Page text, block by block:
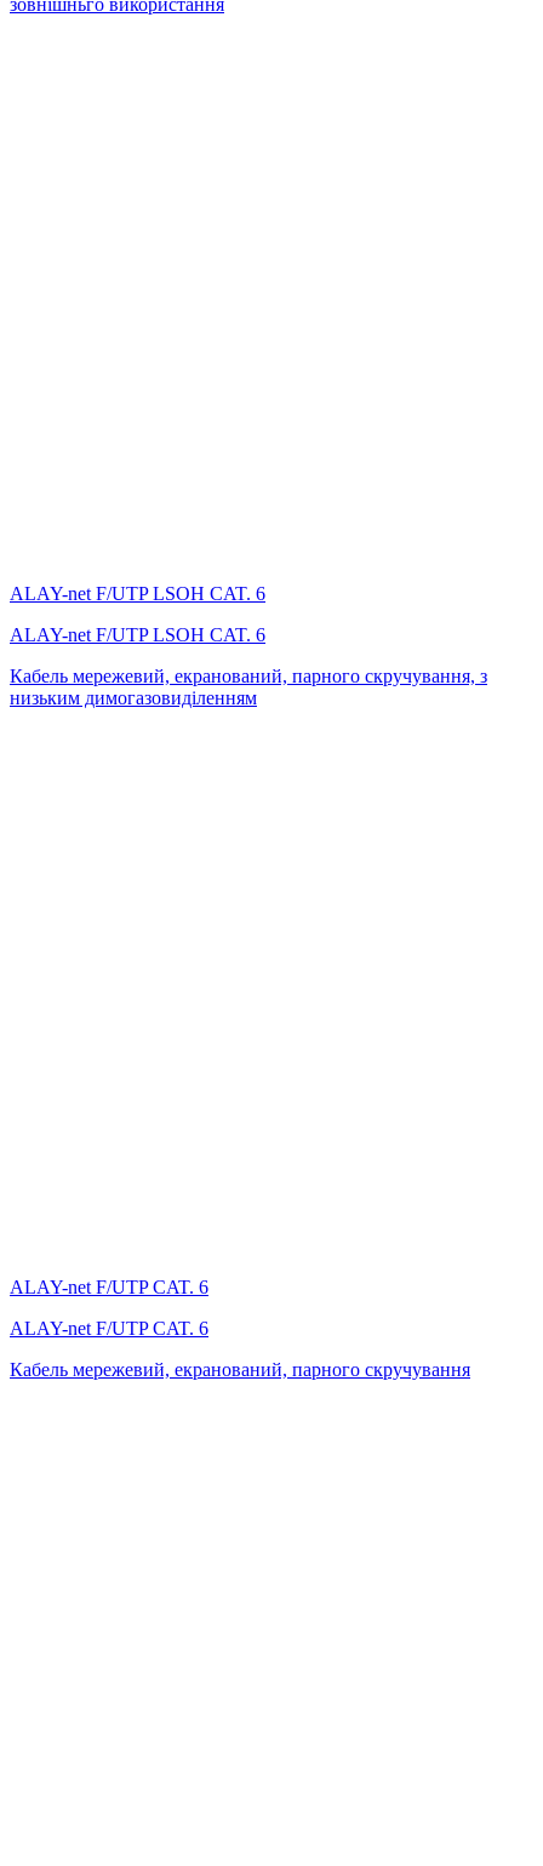
ALAY-net F/UTP LSОH CAT. 6
ALAY-net F/UTP LSОH CAT. 6
Кабель мережевий, екранований, парного скручування, з
низьким димогазовиділенням
ALAY-net F/UTP CAT. 6
ALAY-net F/UTP CAT. 6
Кабель мережевий, екранований, парного скручування